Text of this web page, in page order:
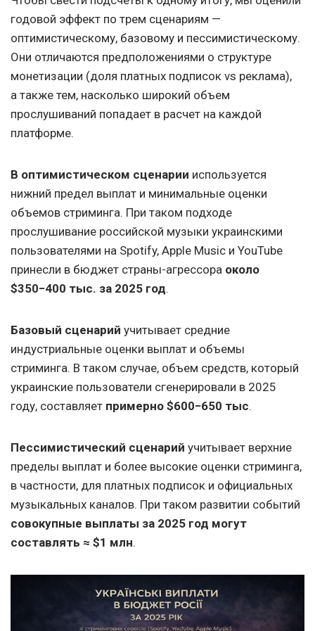
годовой эффект по трем сценариям —
оптимистическому, базовому и пессимистическому.
Они отличаются предположениями о структуре
монетизации (доля платных подписок vs реклама),
а также тем, насколько широкий объем
прослушиваний попадает в расчет на каждой
платформе.
В оптимистическом сценарии используется
нижний предел выплат и минимальные оценки
объемов стриминга. При таком подходе
прослушивание российской музыки украинскими
пользователями на Spotify, Apple Music и YouTube
принесли в бюджет страны-агрессора около
$350−400 тыс. за 2025 год.
Базовый сценарий учитывает средние
индустриальные оценки выплат и объемы
стриминга. В таком случае, объем средств, который
украинские пользователи сгенерировали в 2025
году, составляет примерно $600−650 тыс.
Пессимистический сценарий учитывает верхние
пределы выплат и более высокие оценки стриминга,
в частности, для платных подписок и официальных
музыкальных каналов. При таком развитии событий
совокупные выплаты за 2025 год могут
составлять ≈ $1 млн.